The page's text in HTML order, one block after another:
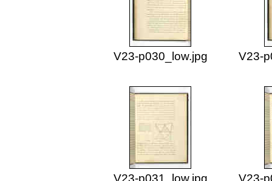
V23-p030_low.jpg V23-
V23-p031_low.jpg V23-